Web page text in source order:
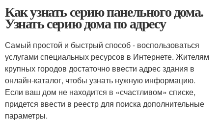
Как узнать серию панельного дома.
Узнать серию дома по адресу
Самый простой и быстрый способ - воспользоваться
услугами специальных ресурсов в Интернете. Жителям
крупных городов достаточно ввести адрес здания в
онлайн-каталог, чтобы узнать нужную информацию.
Если ваш дом не находится в «счастливом» списке,
придется ввести в реестр для поиска дополнительные
параметры.